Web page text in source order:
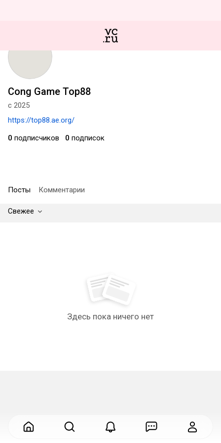
Cong Game Top88
с 2025
https://top88.ae.org/
0 подписчиков 0 подписок
Посты Комментарии
Свежее
Здесь пока ничего нет